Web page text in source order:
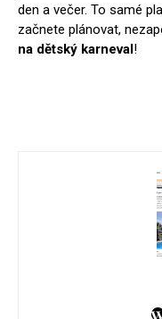
den a večer. To samé
začnete plánovat,
na dětský karneval!